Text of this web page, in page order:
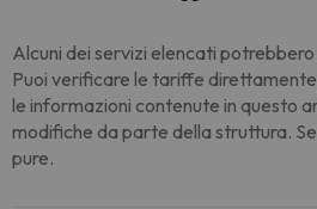
Alcuni dei servizi elencati
Puoi verificare le tariffe
le informazioni contenute in questo
modifiche da parte della struttura.
pure.